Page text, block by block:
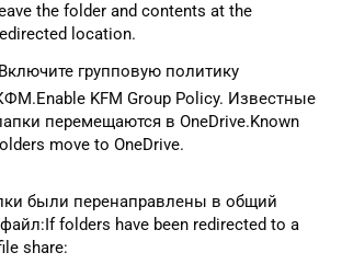
the folder and contents at the
location.
Включите групповую политику
KFM Group Policy. Известные
перемещаются в OneDrive.Known
move to OneDrive.
были перенаправлены в общий
folders have been redirected to a
share: